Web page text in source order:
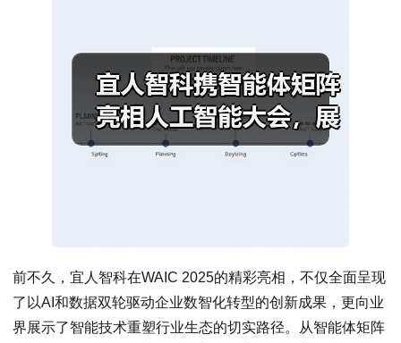
前不久，宜人智科在WAIC 2025的精彩亮相，不仅全面呈现
了以AI和数据双轮驱动企业数智化转型的创新成果，更向业
界展示了智能技术重塑行业生态的切实路径。从智能体矩阵